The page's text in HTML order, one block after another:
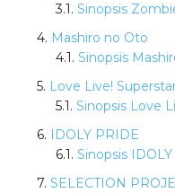
Sinopsis
Mashiro no Oto
Sinopsis
Love Live!
Sinopsis Love
IDOLY PRIDE
Sinopsis
SELECTION